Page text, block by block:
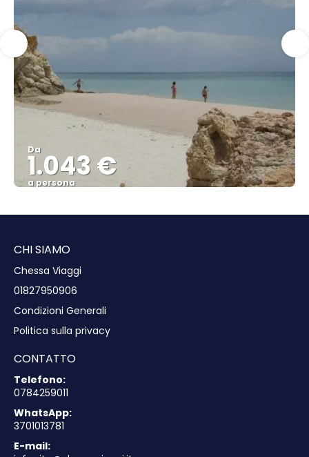
Da
1.043 €
a persona
CHI SIAMO
Chessa Viaggi
01827950906
Condizioni Generali
Politica sulla privacy
CONTATTO
Telefono:
0784259011
WhatsApp:
3701013781
E-mail: